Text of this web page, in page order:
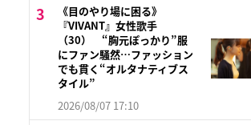
《目のやり場に困る》
『VIVANT』女性歌手
（30） “胸元ぽっかり”服
にファン騒然…ファッション
でも貫く“オルタナティブス
タイル”
2026/08/07 17:10